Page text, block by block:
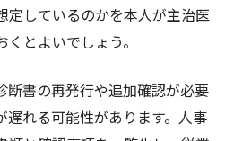
定しているのかを本人が主治医
とよいでしょう。
断書の再発行や追加確認が必要
遅れる可能性があります。人事